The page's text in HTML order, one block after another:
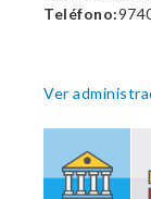
Teléfono:
Ver